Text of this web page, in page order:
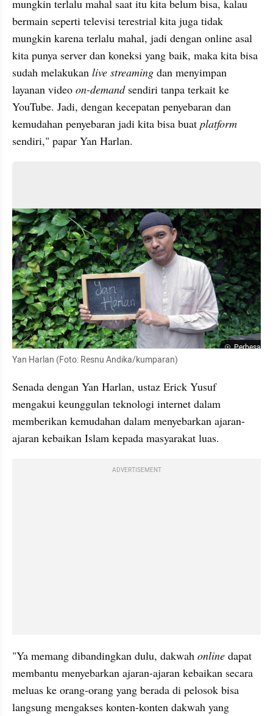
mungkin terlalu mahal saat itu kita belum bisa, kalau
bermain seperti televisi terestrial kita juga tidak
mungkin karena terlalu mahal, jadi dengan online asal
kita punya server dan koneksi yang baik, maka kita bisa
sudah melakukan live streaming dan menyimpan
layanan video on-demand sendiri tanpa terkait ke
YouTube. Jadi, dengan kecepatan penyebaran dan
kemudahan penyebaran jadi kita bisa buat
sendiri," papar Yan Harlan.
Perbesar
Yan Harlan (Foto: Resnu Andika/kumparan)
Senada dengan Yan Harlan, ustaz Erick Yusuf
mengakui keunggulan teknologi internet dalam
memberikan kemudahan dalam menyebarkan ajaran-
ajaran kebaikan Islam kepada masyarakat luas.
ADVERTISEMENT
"Ya memang dibandingkan dulu, dakwah online dapat
membantu menyebarkan ajaran-ajaran kebaikan secara
meluas ke orang-orang yang berada di pelosok bisa
langsung mengakses konten-konten dakwah yang